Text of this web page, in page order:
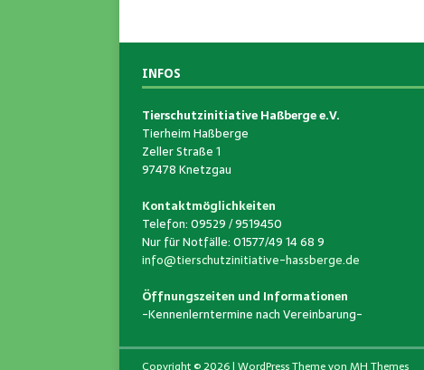
INFOS
Tierschutzinitiative Haßberge e.V.
Tierheim Haßberge
Zeller Straße 1
97478 Knetzgau
Kontaktmöglichkeiten
Telefon: 09529 / 9519450
Nur für Notfälle: 01577/49 14 68 9
info@tierschutzinitiative-hassberge.de
Öffnungszeiten und Informationen
-Kennenlerntermine nach Vereinbarung-